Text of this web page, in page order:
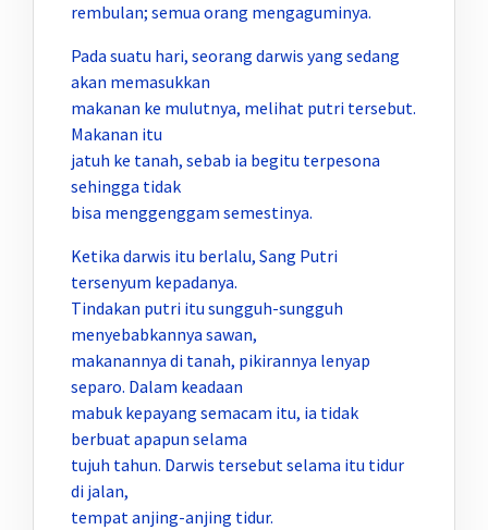
rembulan; semua orang mengaguminya.
Pada suatu hari, seorang darwis yang sedang
akan memasukkan
makanan ke mulutnya, melihat putri tersebut.
Makanan itu
jatuh ke tanah, sebab ia begitu terpesona
sehingga tidak
bisa menggenggam semestinya.
Ketika darwis itu berlalu, Sang Putri
tersenyum kepadanya.
Tindakan putri itu sungguh-sungguh
menyebabkannya sawan,
makanannya di tanah, pikirannya lenyap
separo. Dalam keadaan
mabuk kepayang semacam itu, ia tidak
berbuat apapun selama
tujuh tahun. Darwis tersebut selama itu tidur
di jalan,
tempat anjing-anjing tidur.